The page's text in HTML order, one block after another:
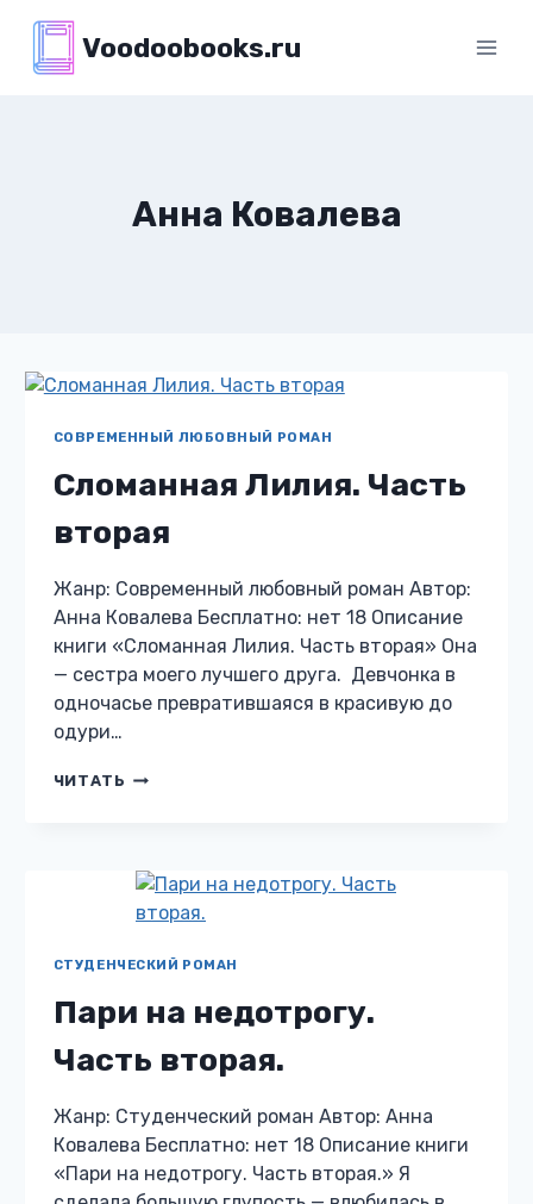
содержимому
Voodoobooks.ru
Анна Ковалева
СОВРЕМЕННЫЙ ЛЮБОВНЫЙ РОМАН
Сломанная Лилия. Часть
вторая
Жанр: Современный любовный роман Автор:
Анна Ковалева Бесплатно: нет 18 Описание
книги «Сломанная Лилия. Часть вторая» Она
— сестра моего лучшего друга. Девчонка в
одночасье превратившаяся в красивую до
одури…
ЧИТАТЬ СЛОМАННАЯ
СТУДЕНЧЕСКИЙ РОМАН
Пари на недотрогу.
Часть вторая.
Жанр: Студенческий роман Автор: Анна
Ковалева Бесплатно: нет 18 Описание книги
«Пари на недотрогу. Часть вторая.» Я